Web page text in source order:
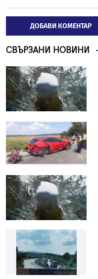
ДОБАВИ КОМЕНТАР
СВЪРЗАНИ НОВИНИ